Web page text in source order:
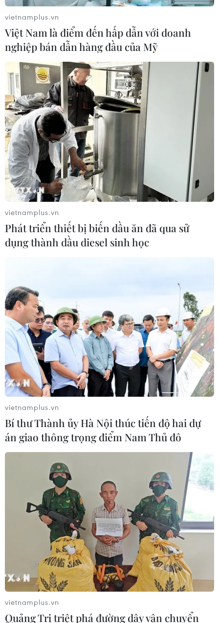
vietnamplus.vn
Việt Nam là điểm đến hấp dẫn với doanh
nghiệp bán dẫn hàng đầu của Mỹ
vietnamplus.vn
Phát triển thiết bị biến dầu ăn đã qua sử
dụng thành dầu diesel sinh học
vietnamplus.vn
Bí thư Thành ủy Hà Nội thúc tiến độ hai dự
án giao thông trọng điểm Nam Thủ đô
vietnamplus.vn
Quảng Trị triệt phá đường dây vận chuyển